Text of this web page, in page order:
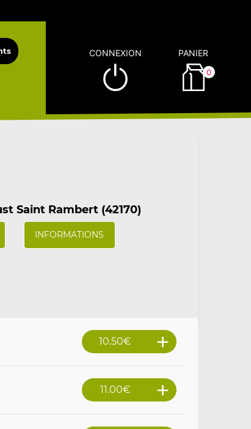
CONNEXION PANIER
0
Saint Rambert (42170)
INFORMATIONS
10.50€
11.00€